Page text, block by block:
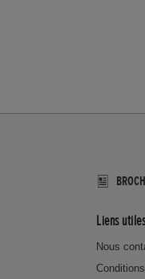
Liens
Nous